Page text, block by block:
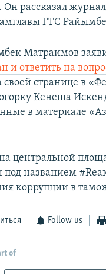
рассказал
ГТС
Матраимов
и ответить на
своей странице в
Кенеша
в материале
центральной
названием
коррупции в
Follow us
of